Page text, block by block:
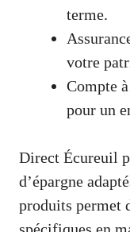
terme.
votre
Compte
pour un
Direct Écureuil
d’épargne
produits permet